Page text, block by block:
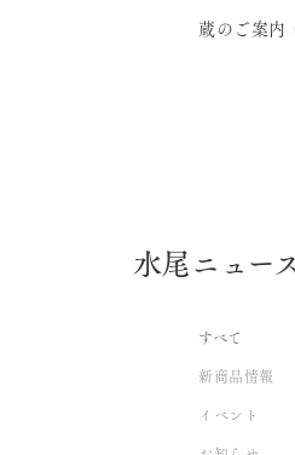
蔵のご案内
水尾ニュー
すべて
新商品情報
イベント